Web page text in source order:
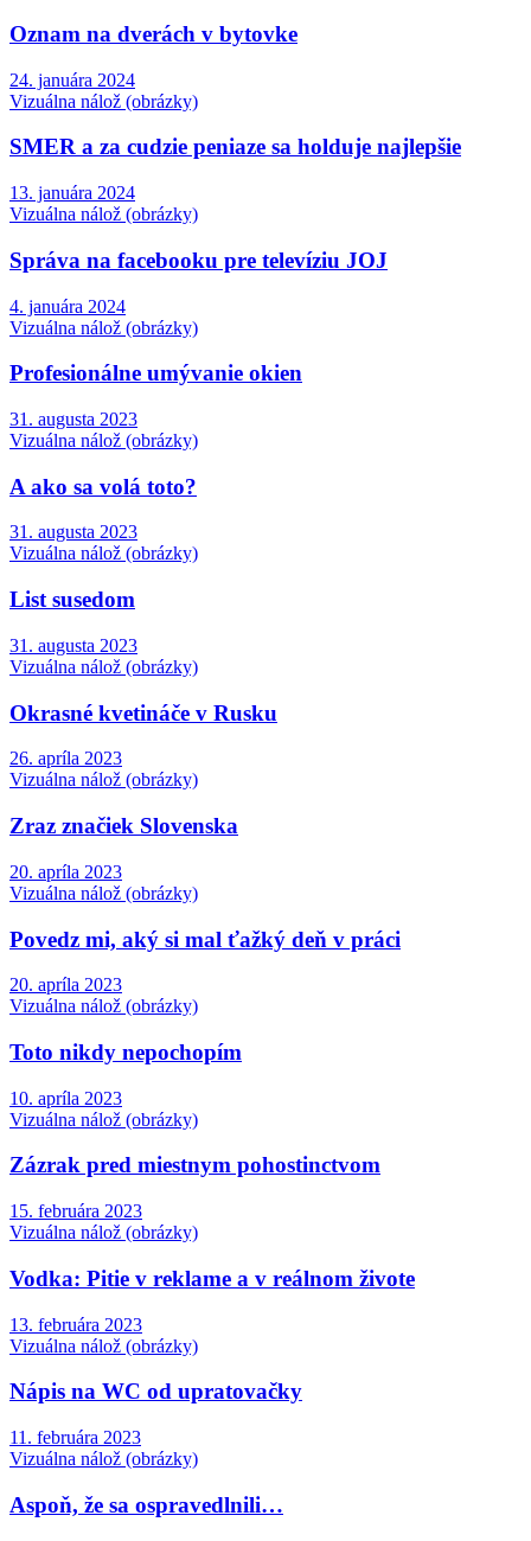
Oznam na dverách v bytovke
24. januára 2024
Vizuálna nálož (obrázky)
SMER a za cudzie peniaze sa holduje najlepšie
13. januára 2024
Vizuálna nálož (obrázky)
Správa na facebooku pre televíziu JOJ
4. januára 2024
Vizuálna nálož (obrázky)
Profesionálne umývanie okien
31. augusta 2023
Vizuálna nálož (obrázky)
A ako sa volá toto?
31. augusta 2023
Vizuálna nálož (obrázky)
List susedom
31. augusta 2023
Vizuálna nálož (obrázky)
Okrasné kvetináče v Rusku
26. apríla 2023
Vizuálna nálož (obrázky)
Zraz značiek Slovenska
20. apríla 2023
Vizuálna nálož (obrázky)
Povedz mi, aký si mal ťažký deň v práci
20. apríla 2023
Vizuálna nálož (obrázky)
Toto nikdy nepochopím
10. apríla 2023
Vizuálna nálož (obrázky)
Zázrak pred miestnym pohostinctvom
15. februára 2023
Vizuálna nálož (obrázky)
Vodka: Pitie v reklame a v reálnom živote
13. februára 2023
Vizuálna nálož (obrázky)
Nápis na WC od upratovačky
11. februára 2023
Vizuálna nálož (obrázky)
Aspoň, že sa ospravedlnili…